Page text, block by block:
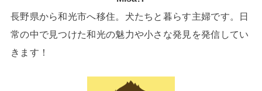
長野県から和光市へ移住。犬たちと暮らす主婦です。日
常の中で見つけた和光の魅力や小さな発見を発信してい
きます！